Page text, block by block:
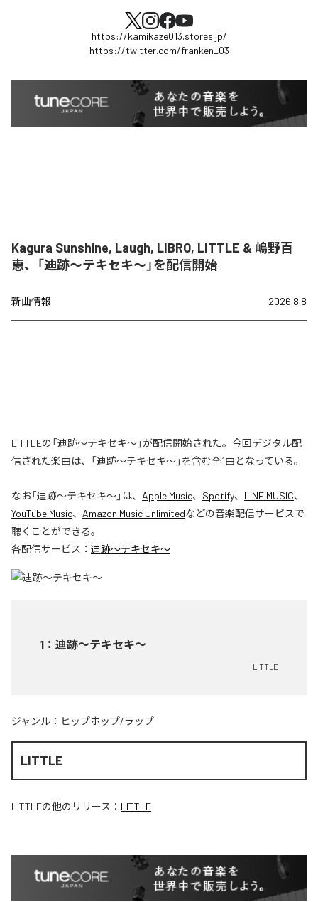
https://kamikaze013.stores.jp/
https://twitter.com/franken_03
Kagura Sunshine, Laugh, LIBRO, LITTLE & 嶋野百
恵、「迪跡〜テキセキ〜」を配信開始
新曲情報 2026.8.8
LITTLEの「迪跡〜テキセキ〜」が配信開始された。今回デジタル配
信された楽曲は、「迪跡〜テキセキ〜」を含む全1曲となっている。
なお「迪跡〜テキセキ〜」は、 Apple Music、 Spotify、 LINE MUSIC、
YouTube Music、 Amazon Music Unlimitedなどの音楽配信サービスで
聴くことができる。
各配信サービス： 迪跡〜テキセキ〜
1 ： 迪跡〜テキセキ〜
LITTLE
ジャンル： ヒップホップ/ラップ
LITTLE
LITTLEの他のリリース： LITTLE